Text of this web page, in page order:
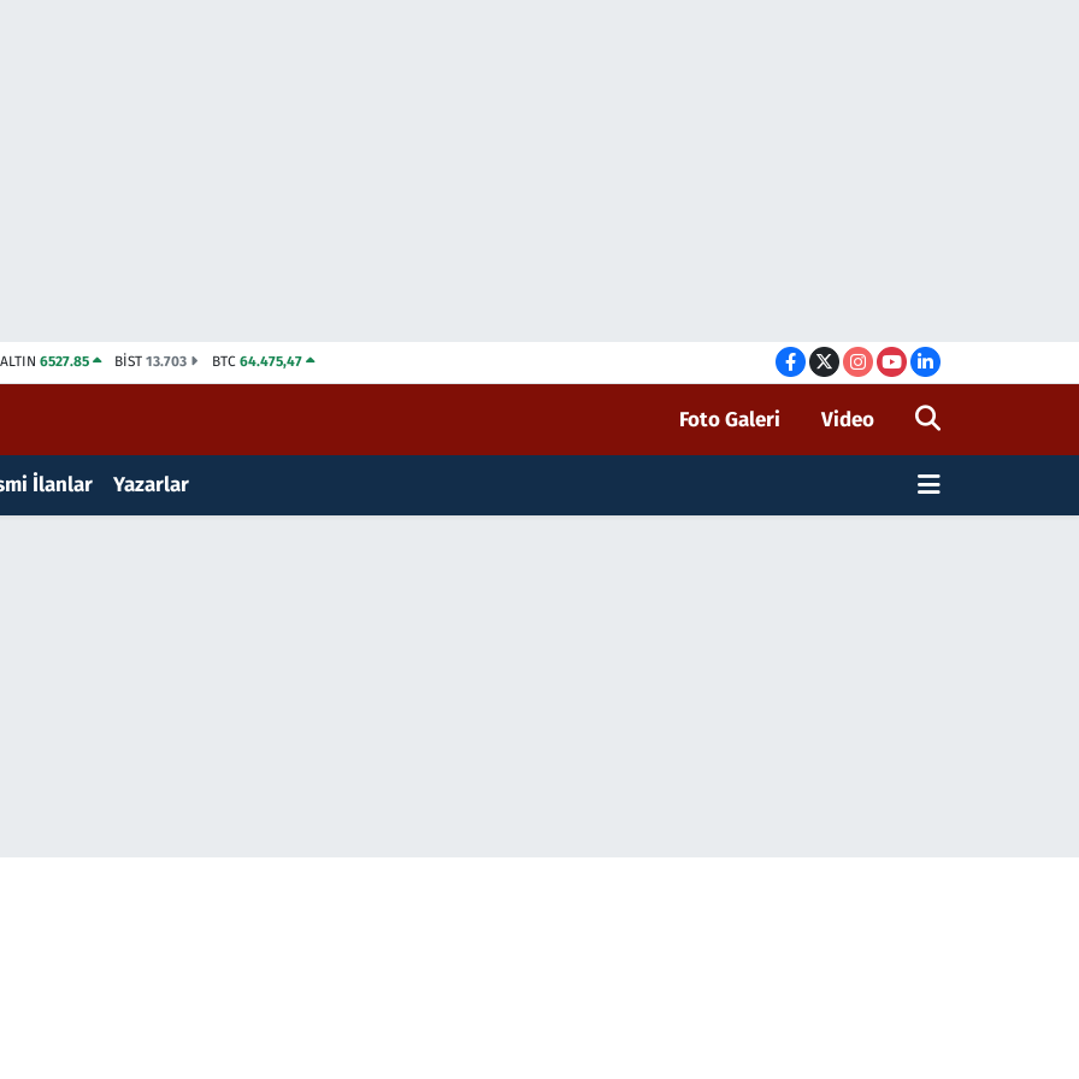
ALTIN 6527.85 BİST13.703 BTC 64.475,47
Foto Galeri Video
İlanlar Yazarlar